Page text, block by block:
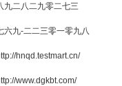
九二八二九零二七三
六九-二二三零一零九八
hnqd.testmart.cn/
www.dgkbt.com/